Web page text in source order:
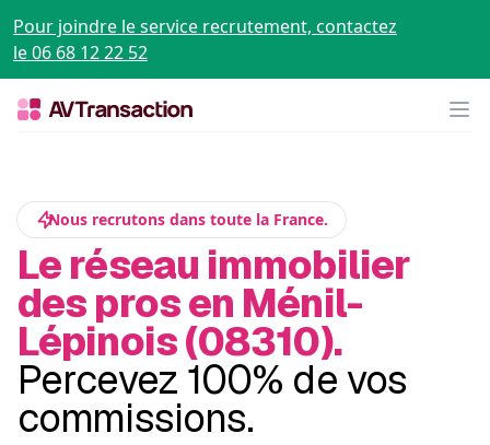
Pour joindre le service recrutement, contactez
le 06 68 12 22 52
Nous recrutons dans toute la France.
Le réseau immobilier
des pros en Ménil-
Lépinois (08310).
Percevez 100% de vos
commissions.